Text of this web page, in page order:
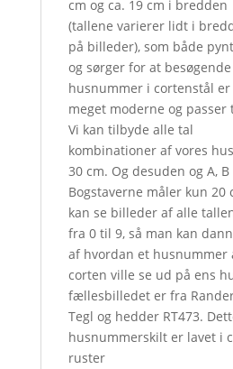
cm og ca. 19 cm i bredden
(tallene varierer lidt i
på billeder), som både
og sørger for at
husnummer i cortenstål er
meget moderne og passer
Vi kan tilbyde alle tal
kombinationer af vores
30 cm. Og desuden og A, B
Bogstaverne måler kun 20
kan se billeder af alle
fra 0 til 9, så man kan
af hvordan et husnummer
corten ville se ud på ens
fællesbilledet er fra
Tegl og hedder RT473.
husnummerskilt er lavet i
ruster